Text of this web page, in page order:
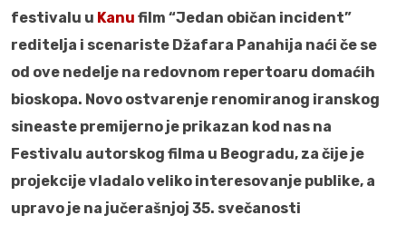
festivalu u Kanu film “Jedan običan incident”
reditelja i scenariste Džafara Panahija naći če se
od ove nedelje na redovnom repertoaru domaćih
bioskopa. Novo ostvarenje renomiranog iranskog
sineaste premijerno je prikazan kod nas na
Festivalu autorskog filma u Beogradu, za čije je
projekcije vladalo veliko interesovanje publike, a
upravo je na jučerašnjoj 35. svečanosti